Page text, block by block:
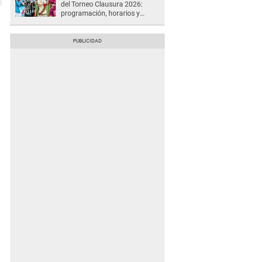
del Torneo Clausura 2026:
programación, horarios y